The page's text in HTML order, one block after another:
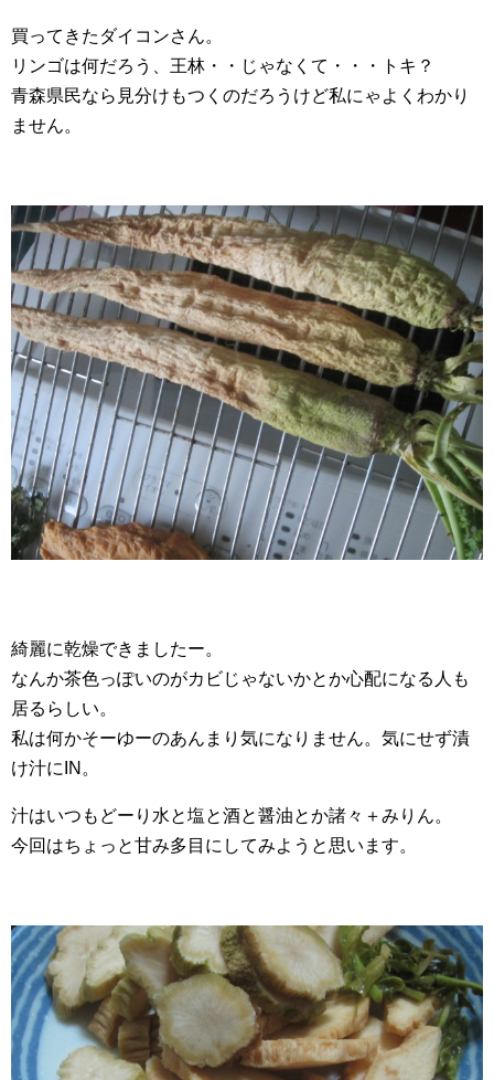
買ってきたダイコンさん。
リンゴは何だろう、王林・・じゃなくて・・・トキ？
青森県民なら見分けもつくのだろうけど私にゃよくわかり
ません。
綺麗に乾燥できましたー。
なんか茶色っぽいのがカビじゃないかとか心配になる人も
居るらしい。
私は何かそーゆーのあんまり気になりません。気にせず漬
け汁にIN。
汁はいつもどーり水と塩と酒と醤油とか諸々＋みりん。
今回はちょっと甘み多目にしてみようと思います。